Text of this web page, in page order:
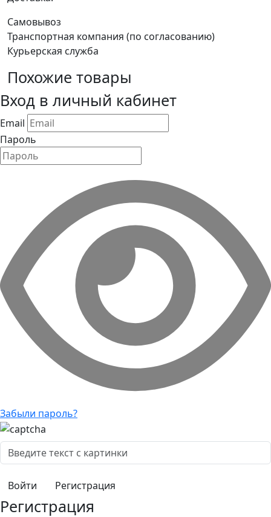
Самовывоз
Транспортная компания (по согласованию)
Курьерская служба
Похожие товары
Вход в личный кабинет
Email
Пароль
Забыли пароль?
Регистрация
Регистрация